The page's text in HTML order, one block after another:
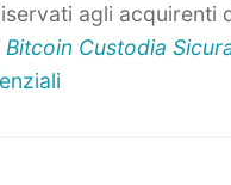
agli acquirenti
Bitcoin Custodia